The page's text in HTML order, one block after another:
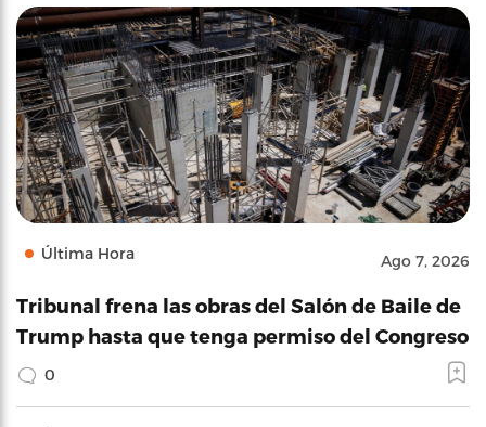
Última Hora Ago 7, 2026
Tribunal frena las obras del Salón de Baile de
Trump hasta que tenga permiso del Congreso
0